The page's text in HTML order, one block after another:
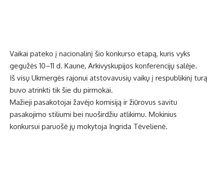
Vaikai pateko į nacionalinį šio konkurso etapą, kuris vyks
gegužės 10–11 d. Kaune, Arkivyskupijos konferencijų salėje.
Iš visų Ukmergės rajonui atstovavusių vaikų į respublikinį turą
buvo atrinkti tik šie du pirmokai.
Mažieji pasakotojai žavėjo komisiją ir žiūrovus savitu
pasakojimo stiliumi bei nuoširdžiu atlikimu. Mokinius
konkursui paruošė jų mokytoja Ingrida Tėvelienė.